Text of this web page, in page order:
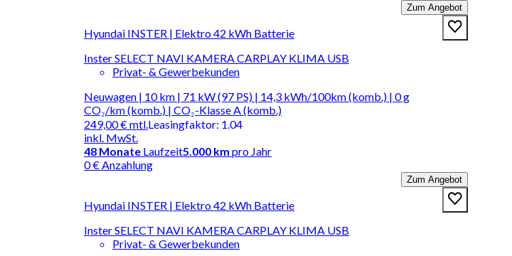
Zum Angebot
Hyundai INSTER | Elektro 42 kWh Batterie
Inster SELECT NAVI KAMERA CARPLAY KLIMA USB
Privat- & Gewerbekunden
Neuwagen | 10 km | 71 kW (97 PS) | 14,3 kWh/100km (komb.) | 0 g
CO₂/km (komb.) | CO₂-Klasse A (komb.)
249,00 €mtl.
inkl. MwSt.
Leasingfaktor: 1.04
48 Monate Laufzeit5.000 km pro Jahr
0 € Anzahlung
Zum Angebot
Hyundai INSTER | Elektro 42 kWh Batterie
Inster SELECT NAVI KAMERA CARPLAY KLIMA USB
Privat- & Gewerbekunden